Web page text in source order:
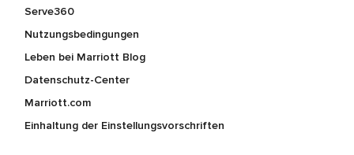
Serve360
Nutzungsbedingungen
Leben bei Marriott Blog
Datenschutz-Center
Marriott.com
Einhaltung der Einstellungsvorschriften